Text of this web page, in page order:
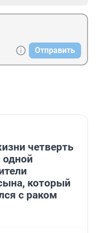
Отправить
четверть
одной
который
с раком